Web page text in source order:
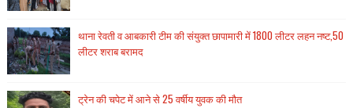
थाना रेवती व आबकारी टीम की संयुक्त छापामारी में 1800 लीटर लहन नष्ट,50
लीटर शराब बरामद
ट्रेन की चपेट में आने से 25 वर्षीय युवक की मौत